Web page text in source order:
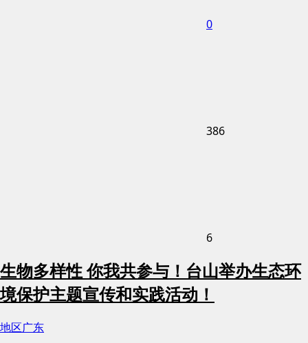
0
386
6
生物多样性 你我共参与！台山举办生态环
境保护主题宣传和实践活动！
地区广东